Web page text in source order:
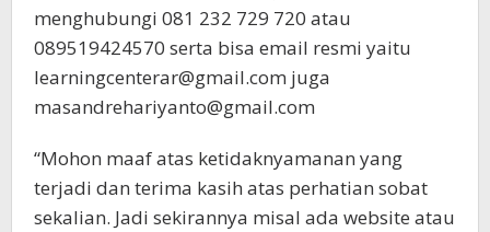
menghubungi 081 232 729 720 atau
089519424570 serta bisa email resmi yaitu
learningcenterar@gmail.com juga
masandrehariyanto@gmail.com
“Mohon maaf atas ketidaknyamanan yang
terjadi dan terima kasih atas perhatian sobat
sekalian. Jadi sekirannya misal ada website atau